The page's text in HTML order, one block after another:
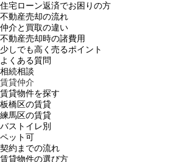
住宅ローン返済でお困りの方
不動産売却の流れ
仲介と買取の違い
不動産売却時の諸費用
少しでも高く売るポイント
よくある質問
相続相談
賃貸仲介
賃貸物件を探す
板橋区の賃貸
練馬区の賃貸
バストイレ別
ペット可
契約までの流れ
賃貸物件の選び方